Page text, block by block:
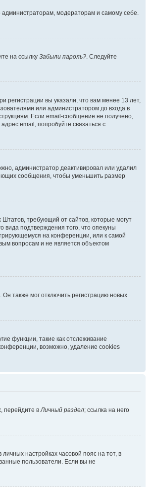
администраторам, модераторам и самому себе.
на ссылку Забыли пароль?. Следуйте
регистрации вы указали, что вам менее 13 лет,
или администратором до входа в
Если email-сообщение не получено,
email, попробуйте связаться с
администратор деактивировал или удалил
сообщения, чтобы уменьшить размер
требующий от сайтов, которые могут
подтверждения того, что опекуны
на конференции, или к самой
вопросам и не является объектом
также мог отключить регистрацию новых
функции, такие как отслеживание
возможно, удаление cookies
перейдите вЛичный раздел; ссылка на него
настройках часовой пояс на тот, в
пользователи. Если вы не